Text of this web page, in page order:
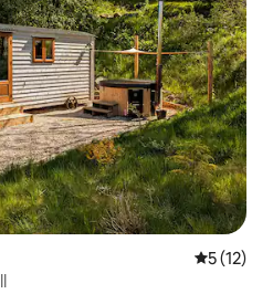
5 (12)